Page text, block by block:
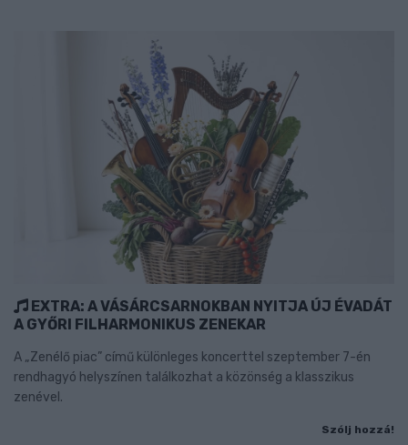
EXTRA: A VÁSÁRCSARNOKBAN NYITJA ÚJ ÉVADÁT
A GYŐRI FILHARMONIKUS ZENEKAR
A „Zenélő piac” című különleges koncerttel szeptember 7-én
rendhagyó helyszínen találkozhat a közönség a klasszikus
zenével.
Szólj hozzá!